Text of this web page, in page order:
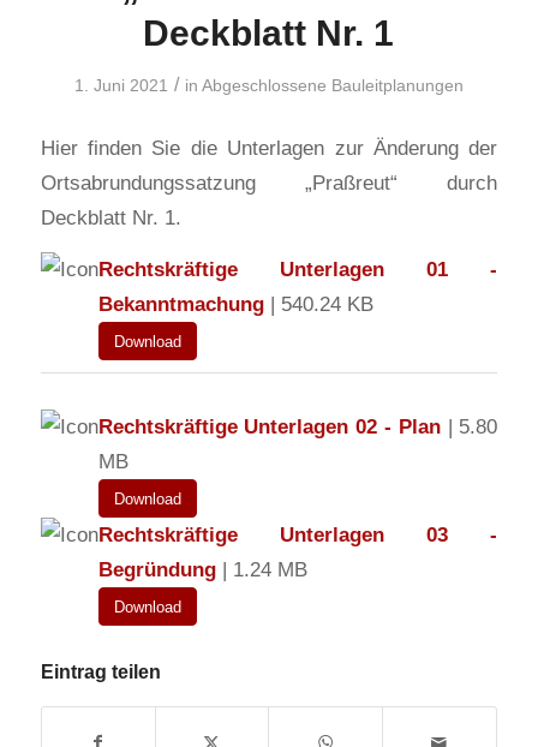
Deckblatt Nr. 1
1. Juni 2021 / in Abgeschlossene Bauleitplanungen
Hier finden Sie die Unterlagen zur Änderung der
Ortsabrundungssatzung „Praßreut“ durch
Deckblatt Nr. 1.
Rechtskräftige Unterlagen 01 -
Bekanntmachung| 540.24 KB
Download
Rechtskräftige Unterlagen 02 - Plan| 5.80
MB
Download
Rechtskräftige Unterlagen 03 -
Begründung| 1.24 MB
Download
Eintrag teilen